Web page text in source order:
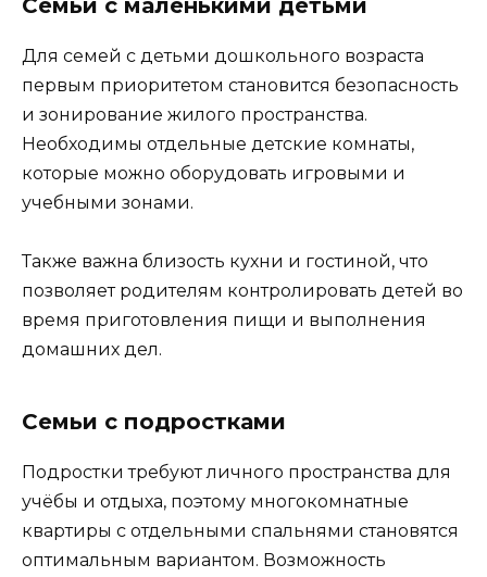
Для семей с детьми дошкольного возраста
первым приоритетом становится безопасность
и зонирование жилого пространства.
Необходимы отдельные детские комнаты,
которые можно оборудовать игровыми и
учебными зонами.
Также важна близость кухни и гостиной, что
позволяет родителям контролировать детей во
время приготовления пищи и выполнения
домашних дел.
Семьи с подростками
Подростки требуют личного пространства для
учёбы и отдыха, поэтому многокомнатные
квартиры с отдельными спальнями становятся
оптимальным вариантом. Возможность